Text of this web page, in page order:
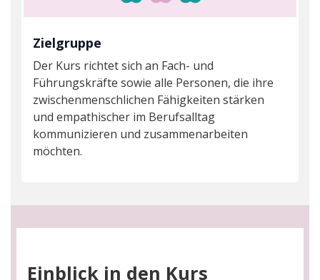
Zielgruppe
Der Kurs richtet sich an Fach- und
Führungskräfte sowie alle Personen, die ihre
zwischenmenschlichen Fähigkeiten stärken
und empathischer im Berufsalltag
kommunizieren und zusammenarbeiten
möchten.
Einblick in den Kurs